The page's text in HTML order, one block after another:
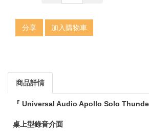
分享 加入購物車
商品詳情
『 Universal Audio Apollo Solo
桌上型錄音介面